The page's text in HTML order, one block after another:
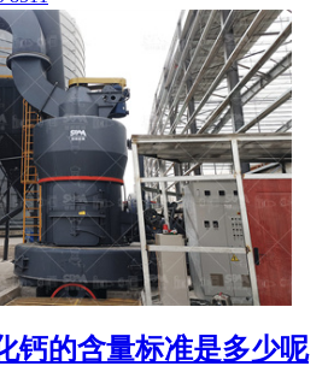
钙的含量标准是多少呢